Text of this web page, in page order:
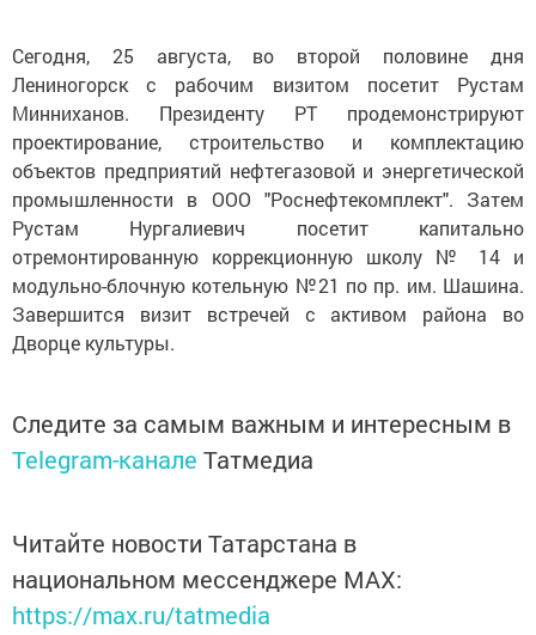
Сегодня, 25 августа, во второй половине дня
Лениногорск с рабочим визитом посетит Рустам
Минниханов. Президенту РТ продемонстрируют
проектирование, строительство и комплектацию
объектов предприятий нефтегазовой и энергетической
промышленности в ООО "Роснефтекомплект". Затем
Рустам Нургалиевич посетит капитально
отремонтированную коррекционную школу № 14 и
модульно-блочную котельную №21 по пр. им. Шашина.
Завершится визит встречей с активом района во
Дворце культуры.
Следите за самым важным и интересным в
Telegram-канале Татмедиа
Читайте новости Татарстана в
национальном мессенджере MАХ:
https://max.ru/tatmedia